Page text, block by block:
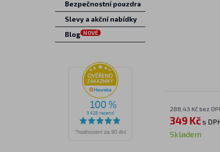
288,43 Kč bez
349 Kčs
Skladem
Bezpečnostní pouzdra
Slevy a akční nabídky
Blog NOVÉ